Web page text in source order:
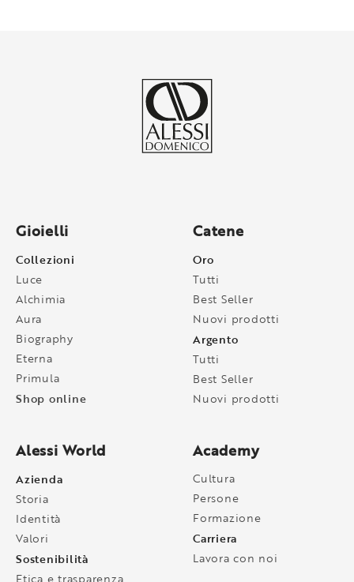
Gioielli
Collezioni
Luce
Alchimia
Aura
Biography
Eterna
Primula
Shop online
Catene
Oro
Tutti
Best Seller
Nuovi prodotti
Argento
Tutti
Best Seller
Nuovi prodotti
Alessi World
Azienda
Storia
Identità
Valori
Sostenibilità
Etica e trasparenza
Academy
Cultura
Persone
Formazione
Carriera
Lavora con noi